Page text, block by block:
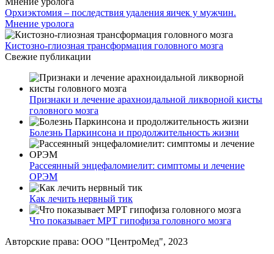
Орхиэктомия – последствия удаления яичек у мужчин.
Мнение уролога
Кистозно-глиозная трансформация головного мозга
Свежие публикации
Признаки и лечение арахноидальной ликворной кисты
головного мозга
Болезнь Паркинсона и продолжительность жизни
Рассеянный энцефаломиелит: симптомы и лечение
ОРЭМ
Как лечить нервный тик
Что показывает МРТ гипофиза головного мозга
Авторские права: ООО "ЦентроМед", 2023